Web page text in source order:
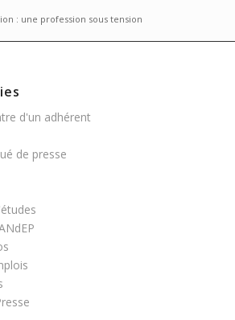
: une profession sous tension
d'un adhérent
de presse